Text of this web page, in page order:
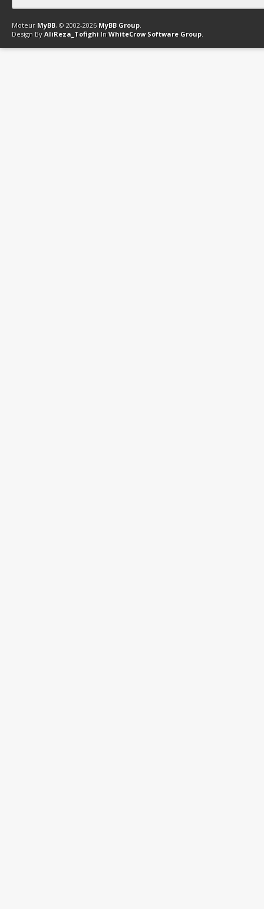
Contact Club Affiliation Retourner en haut Version bas-débit
Moteur MyBB, © 2002-2026 MyBB Group.
Design By AliReza_Tofighi In WhiteCrow Software Group.